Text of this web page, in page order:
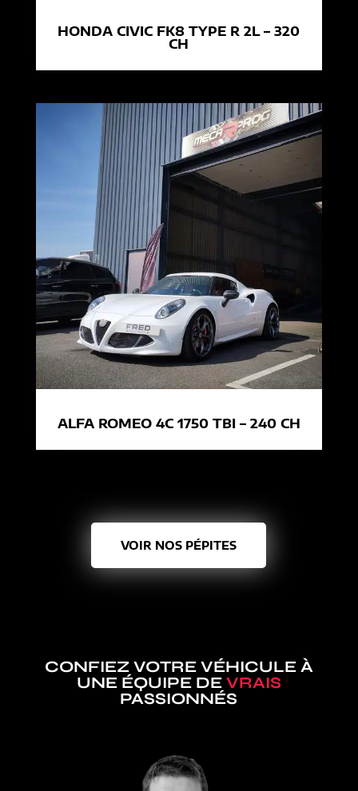
HONDA CIVIC FK8 TYPE R 2L – 320
CH
ALFA ROMEO 4C 1750 TBI – 240 CH
VOIR NOS PÉPITES
CONFIEZ VOTRE VÉHICULE À
UNE ÉQUIPE DE VRAIS
PASSIONNÉS